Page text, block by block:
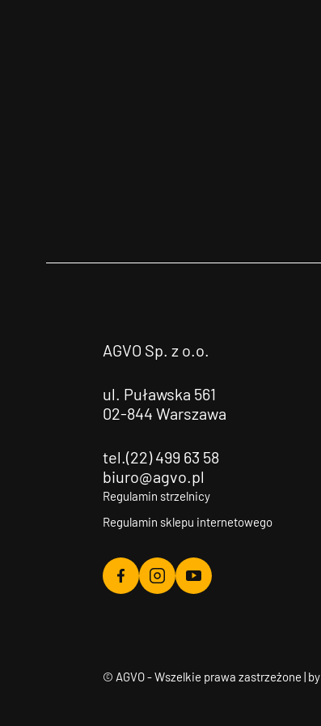
AGVO Sp. z o.o.
ul. Puławska 561
02-844 Warszawa
tel.(22) 499 63 58
biuro@agvo.pl
Regulamin strzelnicy
Regulamin sklepu internetowego
Agvo
Agvo
Agvo
© AGVO - Wszelkie prawa zastrzeżone | by